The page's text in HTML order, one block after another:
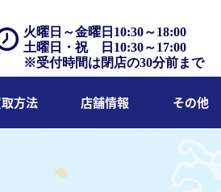
火曜日～金曜日10:30～18:00
土曜日・祝 日10:30～17:00
※受付時間は閉店の30分前まで
方法 店舗情報 その他